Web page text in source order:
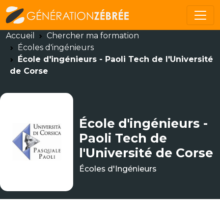
Accueil
Chercher ma formation
Écoles d'ingénieurs
École d'ingénieurs - Paoli Tech de l'Université
de Corse
École d'ingénieurs -
Paoli Tech de
l'Université de Corse
Écoles d'Ingénieurs